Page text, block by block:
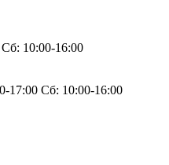
Сб: 10:00-16:00
17:00 Сб: 10:00-16:00